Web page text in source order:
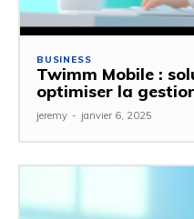
BUSINESS
Twimm Mobile :
optimiser la
jeremy - janvier 6, 2025